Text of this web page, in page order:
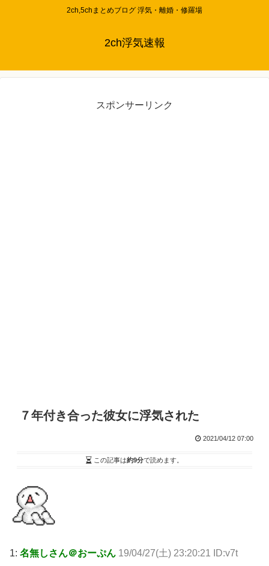
2ch,5chまとめブログ 浮気・離婚・修羅場
2ch浮気速報
スポンサーリンク
７年付き合った彼女に浮気された
2021/04/12 07:00
この記事は約9分で読めます。
1: 名無しさん＠おーぷん 19/04/27(土) 23:20:21 ID:v7t